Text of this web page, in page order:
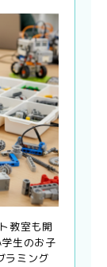
教室も開
生のお子
ラミング